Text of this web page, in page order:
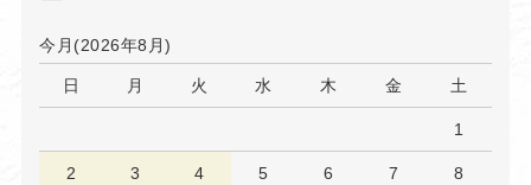
今月(2026年8月)
日 月 火 水 木 金 土
1
2 3 4 5 6 7 8